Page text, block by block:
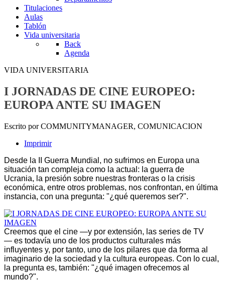
Titulaciones
Aulas
Tablón
Vida universitaria
Back
Agenda
VIDA UNIVERSITARIA
I JORNADAS DE CINE EUROPEO:
EUROPA ANTE SU IMAGEN
Escrito por COMMUNITYMANAGER, COMUNICACION
Imprimir
Desde la II Guerra Mundial, no sufrimos en Europa una
situación tan compleja como la actual: la guerra de
Ucrania, la presión sobre nuestras fronteras o la crisis
económica, entre otros problemas, nos confrontan, en última
instancia, con una pregunta: "¿qué queremos ser?".
Creemos que el cine —y por extensión, las series de TV
— es todavía uno de los productos culturales más
influyentes y, por tanto, uno de los pilares que da forma al
imaginario de la sociedad y la cultura europeas. Con lo cual,
la pregunta es, también: "¿qué imagen ofrecemos al
mundo?".